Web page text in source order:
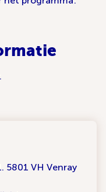
5801 VH Venray